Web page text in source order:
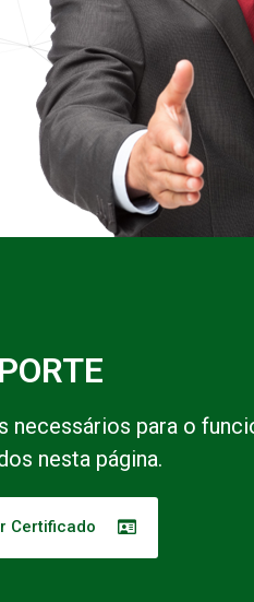
necessários para o
nesta página.
Certificado